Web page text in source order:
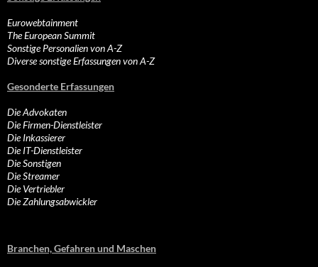
Eurowebtainment
The European Summit
Sonstige Personalien von A-Z
Diverse sonstige Erfassungen von A-Z
Gesonderte Erfassungen
Die Advokaten
Die Firmen-Dienstleister
Die Inkassierer
Die IT-Dienstleister
Die Sonstigen
Die Streamer
Die Vertriebler
Die Zahlungsabwickler
Branchen, Gefahren und Maschen